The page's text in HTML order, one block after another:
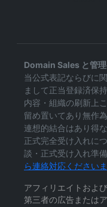
Domain Sales と管理
当公式表記ならびに
まして正当登録済保
内容・組織の刷新上
留め置いてあり無作
連想的結合はあり得
正式完全受け入れに
談・正式受け入れ準
ら連絡対応くださいま
アフィリエイトおよ
第三者の広告または